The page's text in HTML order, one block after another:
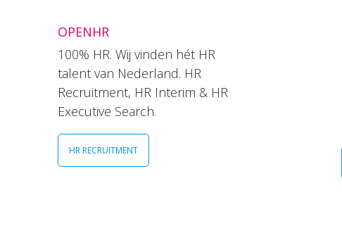
OPENHR
100% HR. Wij vinden hét HR
talent van Nederland. HR
Recruitment, HR Interim & HR
Executive Search.
HR RECRUITMENT